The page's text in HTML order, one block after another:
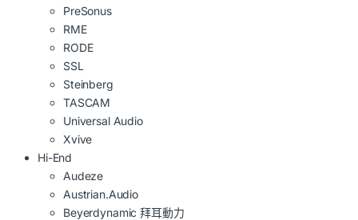
PreSonus
RME
RODE
SSL
Steinberg
TASCAM
Universal Audio
Xvive
Hi-End
Audeze
Austrian.Audio
Beyerdynamic 拜耳動力